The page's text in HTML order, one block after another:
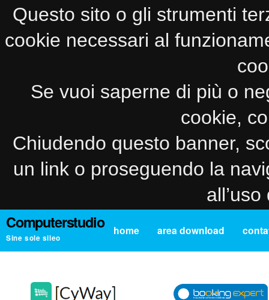
Questo sito o gli strumenti
cookie necessari al
Se vuoi saperne di più o
cookie,
Chiudendo questo banner,
un link o proseguendo la
Computerstudio
Sine sole sileo
home area download